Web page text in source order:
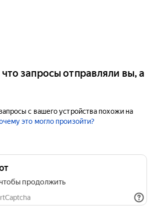
запросы отправляли вы, а
с вашего устройства похожи на
это могло произойти?
продолжить